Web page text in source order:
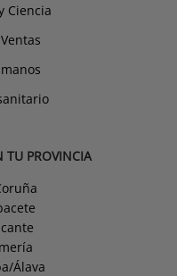
Ciencia
TU PROVINCIA
Álava